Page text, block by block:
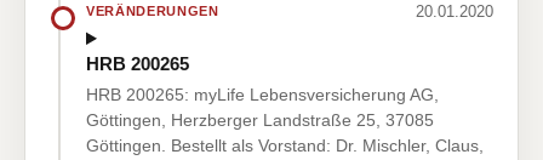
VERÄNDERUNGEN 20.01.2020
HRB 200265
HRB 200265: myLife Lebensversicherung AG,
Göttingen, Herzberger Landstraße 25, 37085
Göttingen. Bestellt als Vorstand: Dr. Mischler, Claus,